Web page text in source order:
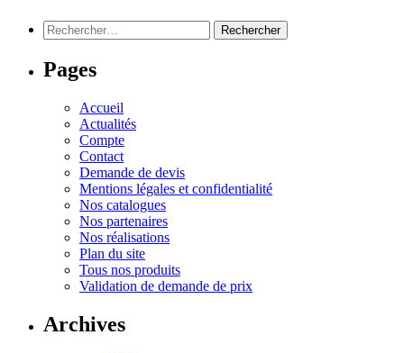
Rechercher :
Pages
Accueil
Actualités
Compte
Contact
Demande de devis
Mentions légales et confidentialité
Nos catalogues
Nos partenaires
Nos réalisations
Plan du site
Tous nos produits
Validation de demande de prix
Archives